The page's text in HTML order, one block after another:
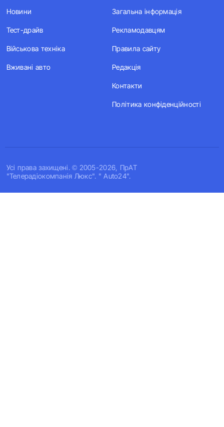
Усi права захищенi. © 2005-2026, ПрАТ
"Телерадіокомпанія Люкс". " Auto24".
Новини
Тест-драйв
Військова техніка
Вживані авто
Загальна інформація
Рекламодавцям
Правила сайту
Редакція
Контакти
Політика конфіденційності